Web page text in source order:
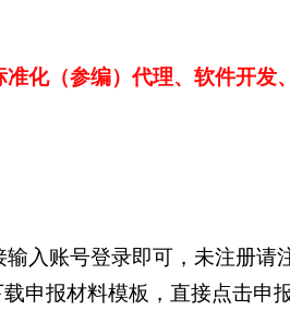
化（参编）代理、软件开发
入账号登录即可，未注册请
申报材料模板，直接点击申